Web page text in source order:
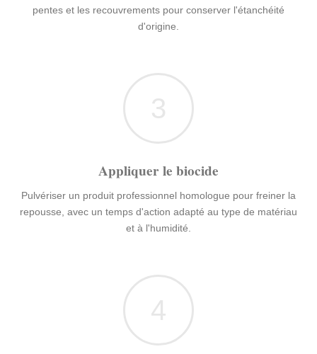
pentes et les recouvrements pour conserver l'étanchéité
d'origine.
3
Appliquer le biocide
Pulvériser un produit professionnel homologue pour freiner la
repousse, avec un temps d'action adapté au type de matériau
et à l'humidité.
4